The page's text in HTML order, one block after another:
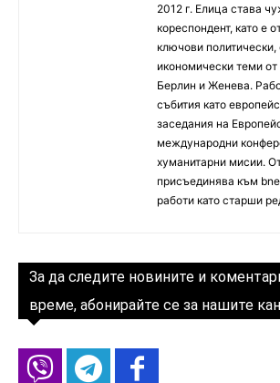
2012 г. Елица става
кореспондент, като е
ключови
икономически теми
Берлин и Женева.
събития като
заседания на
международни
хуманитарни мисии.
присъединява към
работи като старши
За да следите новините и
време, абонирайте се за нашите